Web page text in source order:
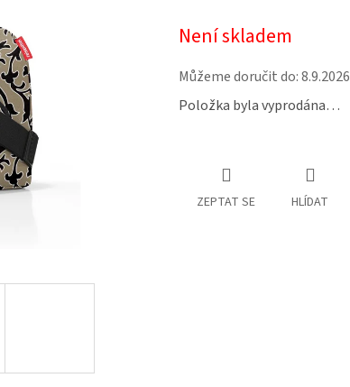
cena:
Není skladem
Můžeme doručit do:8.9.2026
Položka byla vyprodána…
ZEPTAT SE HLÍDAT